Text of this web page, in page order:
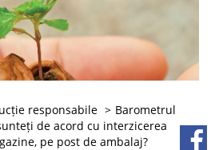
responsabile
Barometrul
de acord cu interzicerea
pe post de ambalaj?